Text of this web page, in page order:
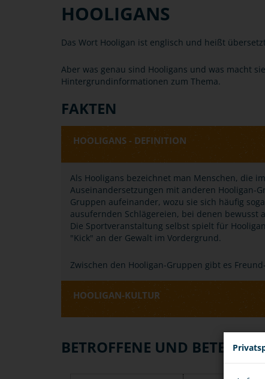
HOOLIGANS
Das Wort Hooligan ist englisch und heißt
Aber was genau sind Hooligans und was macht
Hintergrundinformationen zum Thema.
FAKTEN
HOOLIGANS - DEFINITION
Als Hooligans bezeichnet man Menschen, die
Auseinandersetzungen mit anderen Hooligan-
Gruppen aufeinander, wozu sie sich häufig
ausufernden Schlägereien, bei denen bewusst
Die Sportveranstaltung selbst spielt für
"Kick" an der Gewalt im Vordergrund.
Zwischen den Hooligan-Gruppen gibt es
HOOLIGAN-KULTUR
BETROFFENE UND